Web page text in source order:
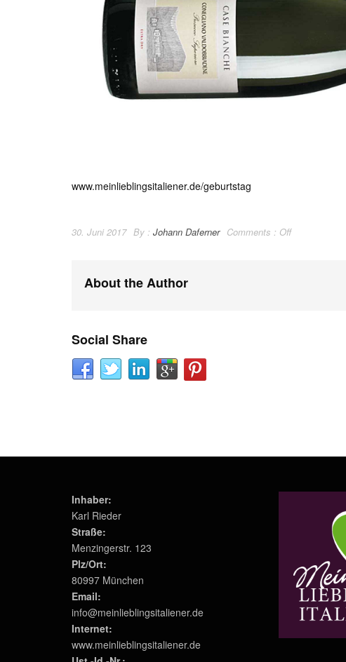
www.meinlieblingsitaliener.de/geburtstag
30. Juni 2017 By : Johann Daferner Comments : Off
About the Author
Social Share
Inhaber:
Karl Rieder
Straße:
Menzingerstr. 123
Plz/Ort:
80997 München
Email:
info@meinlieblingsitaliener.de
Internet:
www.meinlieblingsitaliener.de